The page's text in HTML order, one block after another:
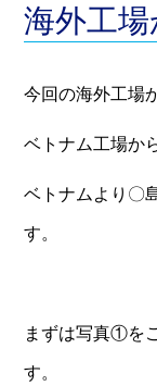
海外工
今回の海外工場
ベトナム工場か
ベトナムより〇
す。
まずは写真①を
す。